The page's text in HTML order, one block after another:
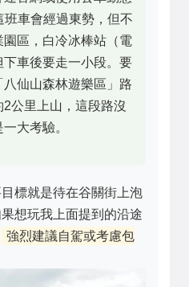
車會經過東勢，但不
區，白冷冰棒站（電
車後要走一小段。要
仙山森林遊樂區」路
公里上山，這段路沒
大考驗。
標就是待在谷關街上泡
想玩我上面提到的沿途
強烈建議自駕或考慮包